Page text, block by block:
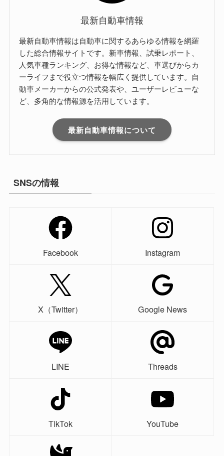
最新自動車情報
最新自動車情報は自動車に関するあらゆる情報を網羅
した総合情報サイトです。新車情報、試乗レポート、
人気車種ランキング、お得な情報など、車選びからカ
ーライフまで役立つ情報を幅広く提供しています。自
動車メーカーからの公式発表や、ユーザーレビューな
ど、多角的な情報源を活用しています。
最新自動車情報について
SNSの情報
Facebook Instagram
X（Twitter） Google News
LINE Threads
TikTok YouTube